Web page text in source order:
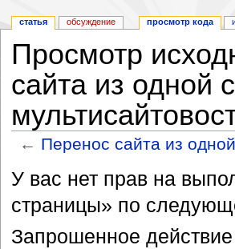
Просмотр
сайта из одной
← Перенос сайта из
У вас нет прав на
страницы» по
Запрошенное действие
статья обсуждение просмотр кода